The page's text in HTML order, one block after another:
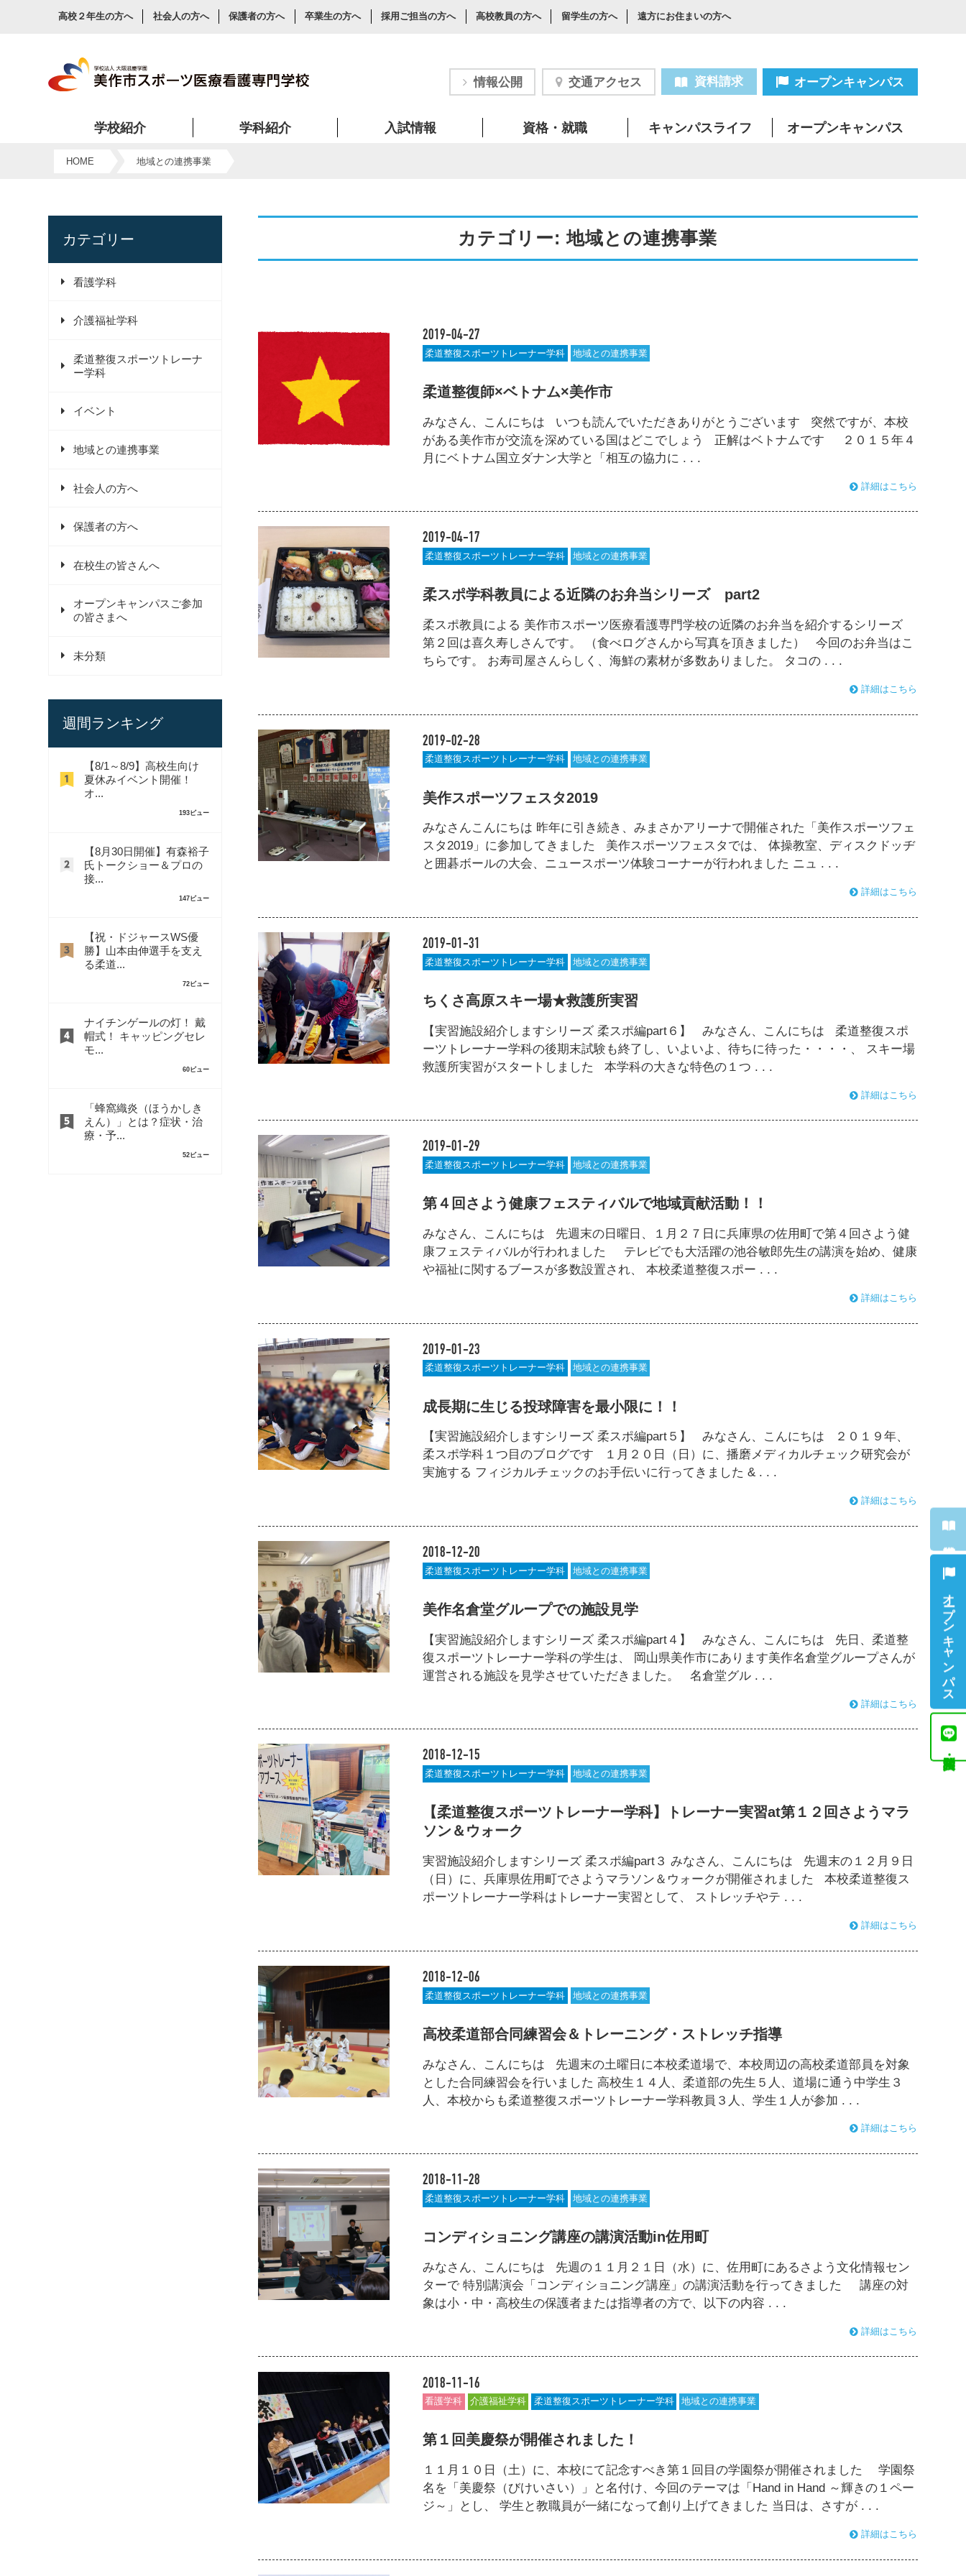
高校２年生の方へ 社会人の方へ 保護者の方へ 卒業生の方へ 採用ご担当の方へ 高校教員の方へ 留学生の方へ 遠方にお住まいの方へ
情報公開 交通アクセス 資料請求 オープンキャンパス
学校紹介 学科紹介 入試情報 資格・就職 キャンパスライフ オープンキャンパス
HOME 地域との連携事業
カテゴリー
看護学科
介護福祉学科
柔道整復スポーツトレーナ
ー学科
イベント
地域との連携事業
社会人の方へ
保護者の方へ
在校生の皆さんへ
オープンキャンパスご参加
の皆さまへ
未分類
週間ランキング
【8/1～8/9】高校生向け
夏休みイベント開催！
オ...
193ビュー
【8月30日開催】有森裕子
氏トークショー＆プロの
接...
147ビュー
【祝・ドジャースWS優
勝】山本由伸選手を支え
る柔道...
72ビュー
ナイチンゲールの灯！ 戴
帽式！ キャッピングセレ
モ...
60ビュー
「蜂窩織炎（ほうかしき
えん）」とは？症状・治
療・予...
52ビュー
カテゴリー: 地域との連携事業
2019-04-27
柔道整復スポーツトレーナー学科 地域との連携事業
柔道整復師×ベトナム×美作市
みなさん、こんにちは いつも読んでいただきありがとうございます 突然ですが、本校
がある美作市が交流を深めている国はどこでしょう 正解はベトナムです ２０１５年４
月にベトナム国立ダナン大学と「相互の協力に . . .
詳細はこちら
2019-04-17
柔道整復スポーツトレーナー学科 地域との連携事業
柔スポ学科教員による近隣のお弁当シリーズ part2
柔スポ教員による 美作市スポーツ医療看護専門学校の近隣のお弁当を紹介するシリーズ
第２回は喜久寿しさんです。 （食べログさんから写真を頂きました） 今回のお弁当はこ
ちらです。 お寿司屋さんらしく、海鮮の素材が多数ありました。 タコの . . .
詳細はこちら
2019-02-28
柔道整復スポーツトレーナー学科 地域との連携事業
美作スポーツフェスタ2019
みなさんこんにちは 昨年に引き続き、みまさかアリーナで開催された「美作スポーツフェ
スタ2019」に参加してきました 美作スポーツフェスタでは、 体操教室、ディスクドッヂ
と囲碁ボールの大会、ニュースポーツ体験コーナーが行われました ニュ . . .
詳細はこちら
2019-01-31
柔道整復スポーツトレーナー学科 地域との連携事業
ちくさ高原スキー場★救護所実習
【実習施設紹介しますシリーズ 柔スポ編part６】 みなさん、こんにちは 柔道整復スポ
ーツトレーナー学科の後期末試験も終了し、いよいよ、待ちに待った・・・・、 スキー場
救護所実習がスタートしました 本学科の大きな特色の１つ . . .
詳細はこちら
2019-01-29
柔道整復スポーツトレーナー学科 地域との連携事業
第４回さよう健康フェスティバルで地域貢献活動！！
みなさん、こんにちは 先週末の日曜日、１月２７日に兵庫県の佐用町で第４回さよう健
康フェスティバルが行われました テレビでも大活躍の池谷敏郎先生の講演を始め、健康
や福祉に関するブースが多数設置され、 本校柔道整復スポー . . .
詳細はこちら
2019-01-23
柔道整復スポーツトレーナー学科 地域との連携事業
成長期に生じる投球障害を最小限に！！
【実習施設紹介しますシリーズ 柔スポ編part５】 みなさん、こんにちは ２０１９年、
柔スポ学科１つ目のブログです １月２０日（日）に、播磨メディカルチェック研究会が
実施する フィジカルチェックのお手伝いに行ってきました & . . .
詳細はこちら
2018-12-20
柔道整復スポーツトレーナー学科 地域との連携事業
美作名倉堂グループでの施設見学
【実習施設紹介しますシリーズ 柔スポ編part４】 みなさん、こんにちは 先日、柔道整
復スポーツトレーナー学科の学生は、 岡山県美作市にあります美作名倉堂グループさんが
運営される施設を見学させていただきました。 名倉堂グル . . .
詳細はこちら
2018-12-15
柔道整復スポーツトレーナー学科 地域との連携事業
【柔道整復スポーツトレーナー学科】トレーナー実習at第１２回さようマラ
ソン＆ウォーク
実習施設紹介しますシリーズ 柔スポ編part３ みなさん、こんにちは 先週末の１２月９日
（日）に、兵庫県佐用町でさようマラソン＆ウォークが開催されました 本校柔道整復ス
ポーツトレーナー学科はトレーナー実習として、 ストレッチやテ . . .
詳細はこちら
2018-12-06
柔道整復スポーツトレーナー学科 地域との連携事業
高校柔道部合同練習会＆トレーニング・ストレッチ指導
みなさん、こんにちは 先週末の土曜日に本校柔道場で、本校周辺の高校柔道部員を対象
とした合同練習会を行いました 高校生１４人、柔道部の先生５人、道場に通う中学生３
人、本校からも柔道整復スポーツトレーナー学科教員３人、学生１人が参加 . . .
詳細はこちら
2018-11-28
柔道整復スポーツトレーナー学科 地域との連携事業
コンディショニング講座の講演活動in佐用町
みなさん、こんにちは 先週の１１月２１日（水）に、佐用町にあるさよう文化情報セン
ターで 特別講演会「コンディショニング講座」の講演活動を行ってきました 講座の対
象は小・中・高校生の保護者または指導者の方で、以下の内容 . . .
詳細はこちら
2018-11-16
看護学科 介護福祉学科 柔道整復スポーツトレーナー学科 地域との連携事業
第１回美慶祭が開催されました！
１１月１０日（土）に、本校にて記念すべき第１回目の学園祭が開催されました 学園祭
名を「美慶祭（びけいさい）」と名付け、今回のテーマは「Hand in Hand ～輝きの１ペー
ジ～」とし、 学生と教職員が一緒になって創り上げてきました 当日は、さすが . . .
詳細はこちら
オープンキャンパス